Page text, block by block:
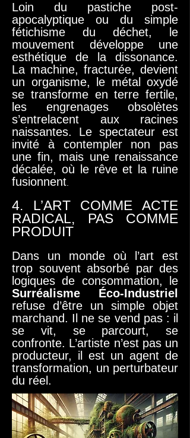
Loin du pastiche post-
apocalyptique ou du simple
fétichisme du déchet, le
mouvement développe une
esthétique de la dissonance.
La machine, fracturée, devient
un organisme, le métal oxydé
se transforme en terre fertile,
les engrenages obsolètes
s’entrelacent aux racines
naissantes. Le spectateur est
invité à contempler non pas
une fin, mais une renaissance
décalée, où le rêve et la ruine
fusionnent
4. L’ART COMME ACTE
RADICAL, PAS COMME
PRODUIT
Dans un monde où l’art est
trop souvent absorbé par des
logiques de consommation, le
Surréalisme Éco-Industriel
refuse d’être un simple objet
marchand. Il ne se vend pas : il
se vit, se parcourt, se
confronte. L’artiste n’est pas un
producteur, il est un agent de
transformation, un perturbateur
du réel.